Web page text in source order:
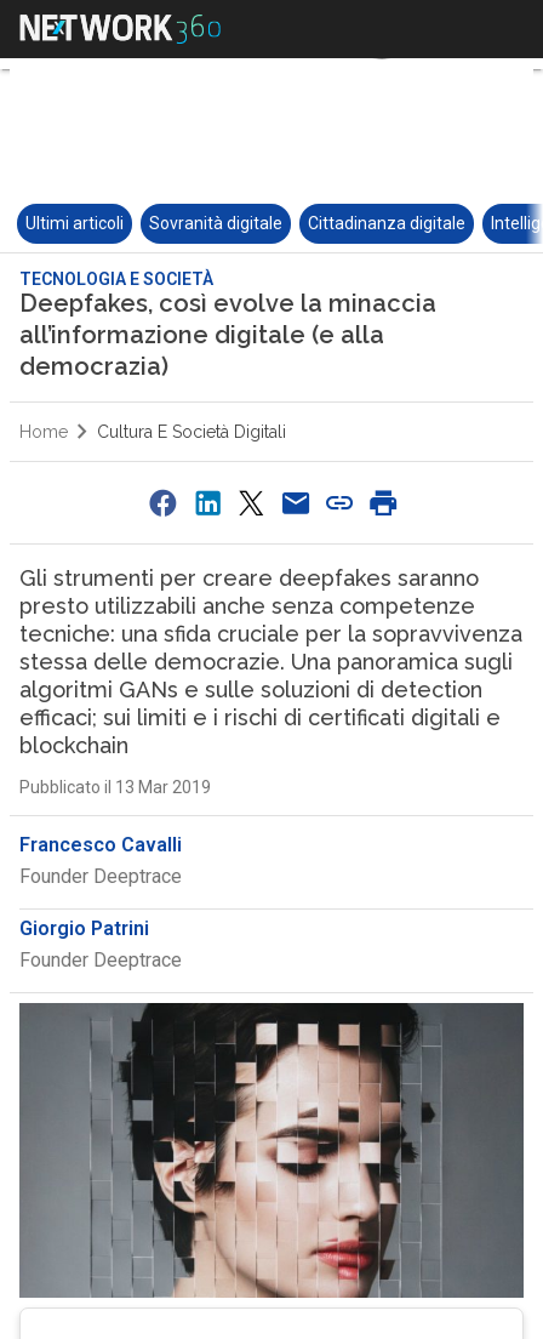
Ultimi articoli Sovranità digitale Cittadinanza digitale
TECNOLOGIA E SOCIETÀ
Deepfakes, così evolve la minaccia
all’informazione digitale (e alla
democrazia)
Home Cultura E Società Digitali
Gli strumenti per creare deepfakes saranno
presto utilizzabili anche senza competenze
tecniche: una sfida cruciale per la sopravvivenza
stessa delle democrazie. Una panoramica sugli
algoritmi GANs e sulle soluzioni di detection
efficaci; sui limiti e i rischi di certificati digitali e
blockchain
Pubblicato il 13 Mar 2019
Francesco Cavalli
Founder Deeptrace
Giorgio Patrini
Founder Deeptrace